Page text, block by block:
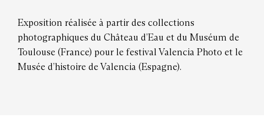
Exposition réalisée à partir des collections
photographiques du Château d’Eau et du Muséum de
Toulouse (France) pour le festival Valencia Photo et le
Musée d’histoire de Valencia (Espagne).